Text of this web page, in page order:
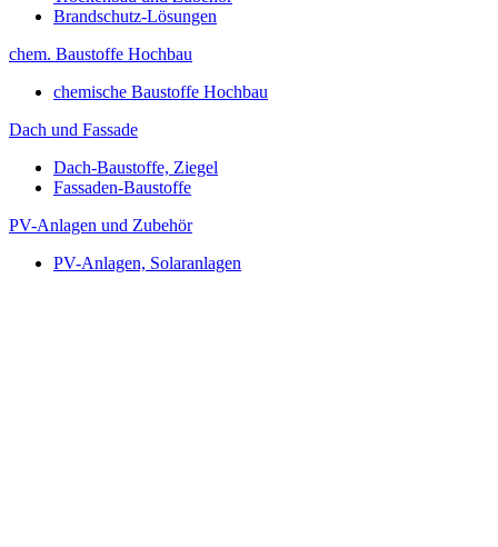
Brandschutz-Lösungen
chem. Baustoffe Hochbau
chemische Baustoffe Hochbau
Dach und Fassade
Dach-Baustoffe, Ziegel
Fassaden-Baustoffe
PV-Anlagen und Zubehör
PV-Anlagen, Solaranlagen